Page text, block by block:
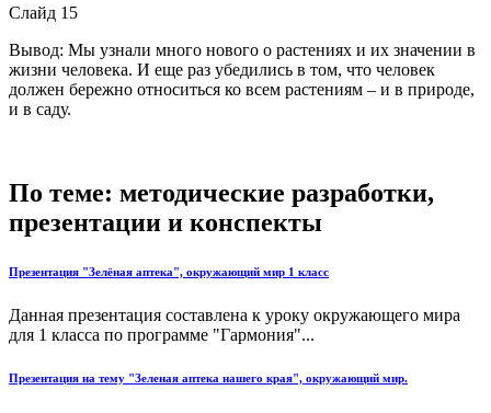
Слайд 15
Вывод: Мы узнали много нового о растениях и их значении в
жизни человека. И еще раз убедились в том, что человек
должен бережно относиться ко всем растениям – и в природе,
и в саду.
По теме: методические разработки,
презентации и конспекты
Презентация "Зелёная аптека", окружающий мир 1 класс
Данная презентация составлена к уроку окружающего мира
для 1 класса по программе "Гармония"...
Презентация на тему "Зеленая аптека нашего края", окружающий мир.